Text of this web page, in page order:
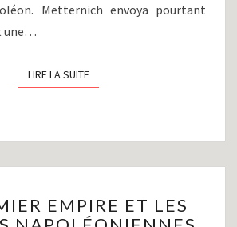
Metternich envoya pourtant
une…
LIRE LA SUITELIRE LA SUITE
PREMIER
EMPIRE
EMPIRE ET LES